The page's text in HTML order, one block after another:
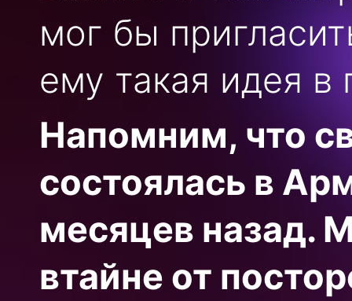
мог бы
ему такая идея в
Напомним, что
состоялась в
месяцев назад.
втайне от